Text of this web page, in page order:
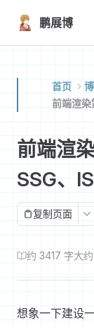
Skip to content
鹏展博
首页
前端渲
前端渲
SSG、
复制页面
约 3417 字大
想象一下建设